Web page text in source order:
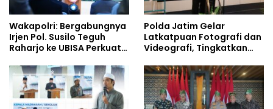
Wakapolri: Bergabungnya
Irjen Pol. Susilo Teguh
Raharjo ke UBISA Perkuat
Studi Kepolisian
Polda Jatim Gelar
Latkatpuan Fotografi dan
Videografi, Tingkatkan
Era Digital